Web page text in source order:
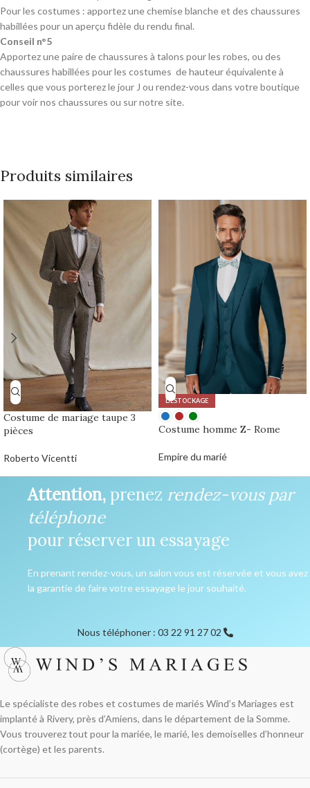
Pour les costumes : apportez une chemise blanche et des chaussures
habillées pour un aperçu fidèle du rendu final.
Conseil n°5
Apportez une paire de chaussures à talons pour les robes, ou des
chaussures habillées pour les costumes de hauteur équivalente à
celles que vous porterez le jour J ou rendez-vous dans votre boutique
pour voir nos chaussures ou sur notre site.
Produits similaires
Costume de mariage taupe 3
pièces
Roberto Vicentti
DÉSTOCKAGE
Costume homme Z- Rome
Empire du marié
Attention,prenez rendez-vous par
téléphone
pour réserver un essayage
En prenant rendez-vous, un salon vous est réservée et vous avez
la garantie de faire votre essayage le jour souhaité.
Nous téléphoner : 03 22 91 27 02
Le spécialiste des robes et costumes de mariés Wind’s Mariages est
implanté à Rivery, près d’Amiens, dans le département de la Somme.
Vous trouverez tout pour la mariée, le marié, les demoiselles d’honneur
(cortège) et les parents.